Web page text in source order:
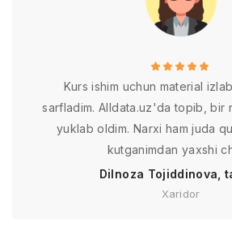
Kurs ishim uchun material
sarfladim. Alldata.uz'da topib, bir
yuklab oldim. Narxi ham juda
kutganimdan yaxshi
Dilnoza Tojiddinova,
Xaridor